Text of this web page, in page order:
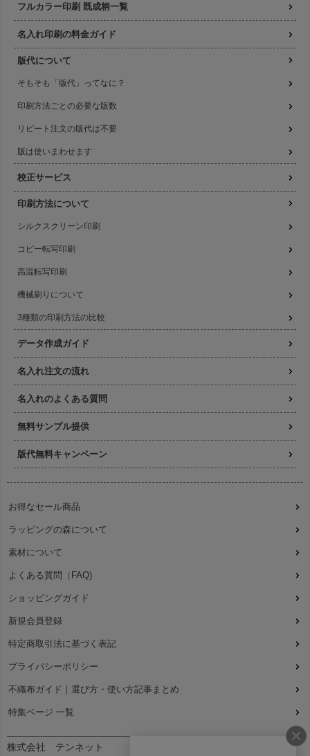
フルカラー印刷 既成柄一覧
名入れ印刷の料金ガイド
版代について
そもそも「版代」ってなに？
印刷方法ごとの必要な版数
リピート注文の版代は不要
版は使いまわせます
校正サービス
印刷方法について
シルクスクリーン印刷
コピー転写印刷
高温転写印刷
機械刷りについて
3種類の印刷方法の比較
データ作成ガイド
名入れ注文の流れ
名入れのよくある質問
無料サンプル提供
版代無料キャンペーン
お得なセール商品
ラッピングの森について
素材について
よくある質問（FAQ)
ショッピングガイド
新規会員登録
特定商取引法に基づく表記
プライバシーポリシー
不織布ガイド｜選び方・使い方記事まとめ
特集ページ 一覧
株式会社 テンネット